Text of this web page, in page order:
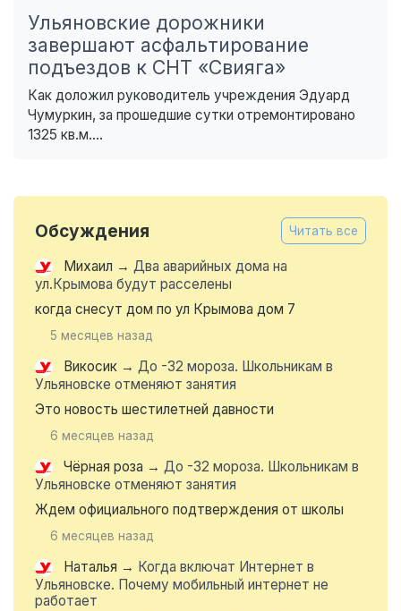
Ульяновские дорожники
завершают асфальтирование
подъездов к СНТ «Свияга»
Как доложил руководитель учреждения Эдуард
Чумуркин, за прошедшие сутки отремонтировано
1325 кв.м....
Обсуждения Читать все
Михаил → Два аварийных дома на
ул.Крымова будут расселены
когда снесут дом по ул Крымова дом 7
5 месяцев назад
Викосик → До -32 мороза. Школьникам в
Ульяновске отменяют занятия
Это новость шестилетней давности
6 месяцев назад
Чёрная роза → До -32 мороза. Школьникам в
Ульяновске отменяют занятия
Ждем официального подтверждения от школы
6 месяцев назад
Наталья → Когда включат Интернет в
Ульяновске. Почему мобильный интернет не
работает